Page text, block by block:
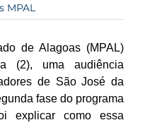
MPAL
de Alagoas (MPAL)
(2), uma audiência
de São José da
fase do programa
explicar como essa